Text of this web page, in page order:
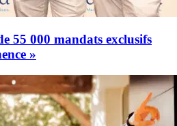
55 000 mandats exclusifs
»